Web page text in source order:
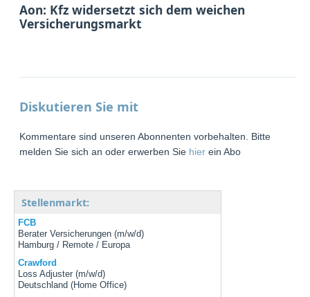
Aon: Kfz widersetzt sich dem weichen
Versicherungsmarkt
Diskutieren Sie mit
Kommentare sind unseren Abonnenten vorbehalten. Bitte
melden Sie sich an oder erwerben Sie hier ein Abo
Stellenmarkt:
FCB
Berater Versicherungen (m/w/d)
Hamburg / Remote / Europa
Crawford
Loss Adjuster (m/w/d)
Deutschland (Home Office)